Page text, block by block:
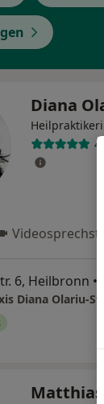
Diana
6, Heilbronn •
Diana Olariu-
Matthias